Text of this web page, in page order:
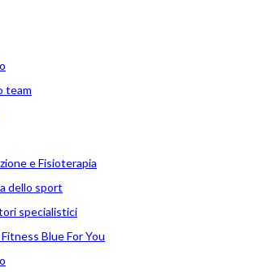
team
e Fisioterapia
dello sport
specialistici
Blue For You